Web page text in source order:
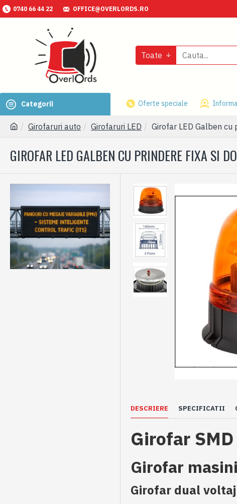
0740 66 44 22 OFFICE@OVERLORDS.RO
Toate
Categorii Oferte speciale
Girofaruri auto Girofaruri LED Girofar LED Galben
GIROFAR LED GALBEN CU PRINDERE FIXA SI
DESCRIERE SPECIFICATII
Girofar
Girofar
Girofar dual voltaj